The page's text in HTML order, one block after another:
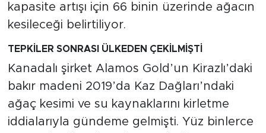
kapasite artışı için 66 binin üzerinde ağacın
kesileceği belirtiliyor.
TEPKİLER SONRASI ÜLKEDEN ÇEKİLMİŞTİ
Kanadalı şirket Alamos Gold’un Kirazlı’daki
bakır madeni 2019’da Kaz Dağları’ndaki
ağaç kesimi ve su kaynaklarını kirletme
iddialarıyla gündeme gelmişti. Yüz binlerce